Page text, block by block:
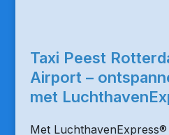
Taxi Peest
Airport –
met
Met